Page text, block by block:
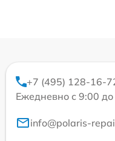
+7 (495) 128-16-
Ежедневно с 9:00
info@polaris-